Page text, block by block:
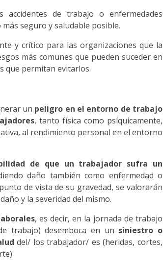
de trabajo o enfermedades
seguro y saludable posible.
y crítico para las organizaciones que la
más comunes que pueden suceder en
que permitan evitarlos.
un peligro en el entorno de trabajo
, tanto física como psíquicamente,
al rendimiento personal en el entorno
de que un trabajador sufra un
daño también como enfermedad o
de vista de su gravedad, se valorarán
y la severidad del mismo.
, es decir, en la jornada de trabajo
trabajo) desemboca en un siniestro o
del/ los trabajador/ es (heridas, cortes,